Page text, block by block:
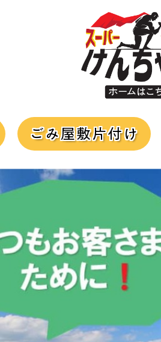
ごみ屋敷片付け